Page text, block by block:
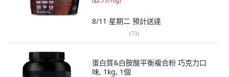
8/11 星期二 預計送達
(73)
蛋白質&白胺酸平衡複合粉 巧克力口
味, 1kg, 1個